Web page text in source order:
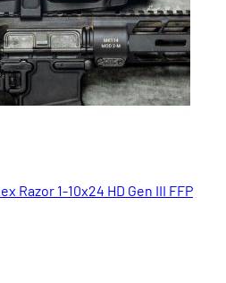
Razor 1-10x24 HD Gen III FFP